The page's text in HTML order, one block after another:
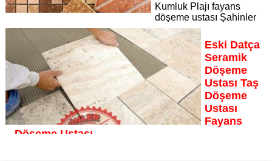
Kumluk Plajı fayans
döşeme ustası Şahinler
İnşaat Dekorasyon, zeminlerinizi sanat eseri gibi işleyen
uzman kadrosuyla Kumluk Plajı bölgesine özel hizmet
sunuyor
Sayfaya Git
Eski Datça
Seramik
Döşeme
Ustası Taş
Döşeme
Ustası
Fayans
Döşeme Ustası